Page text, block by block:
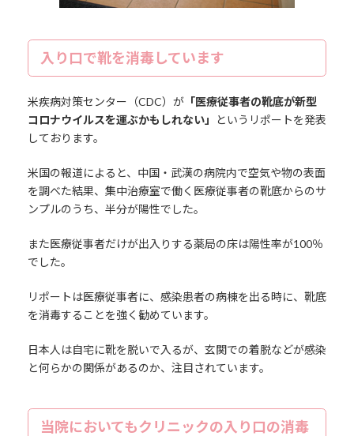
入り口で靴を消毒しています
米疾病対策センター（CDC）が「医療従事者の靴底が新型
コロナウイルスを運ぶかもしれない」
というリポートを発表
しております。
米国の報道によると、中国・武漢の病院内で空気や物の表面
を調べた結果、集中治療室で働く医療従事者の靴底からのサ
ンプルのうち、半分が陽性でした。
また医療従事者だけが出入りする薬局の床は陽性率が100％
でした。
リポートは医療従事者に、感染患者の病棟を出る時に、靴底
を消毒することを強く勧めています。
日本人は自宅に靴を脱いで入るが、玄関での着脱などが感染
と何らかの関係があるのか、注目されています。
当院においてもクリニックの入り口の消毒